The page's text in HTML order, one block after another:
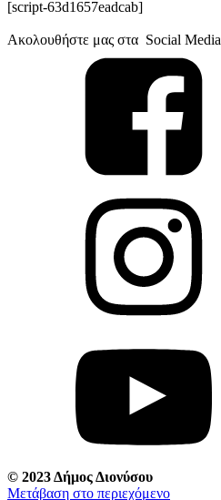
[script-63d1657eadcab]
Ακολουθήστε μας στα Social Media
© 2023 Δήμος Διονύσου
Μετάβαση στο περιεχόμενο